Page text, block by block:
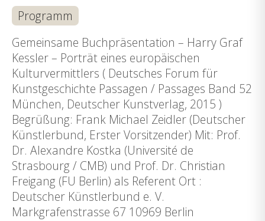
Programm
Gemeinsame Buchpräsentation – Harry Graf
Kessler – Porträt eines europäischen
Kulturvermittlers ( Deutsches Forum für
Kunstgeschichte Passagen / Passages Band 52
München, Deutscher Kunstverlag, 2015 )
Begrüßung: Frank Michael Zeidler (Deutscher
Künstlerbund, Erster Vorsitzender) Mit: Prof.
Dr. Alexandre Kostka (Université de
Strasbourg / CMB) und Prof. Dr. Christian
Freigang (FU Berlin) als Referent Ort :
Deutscher Künstlerbund e. V.
Markgrafenstrasse 67 10969 Berlin